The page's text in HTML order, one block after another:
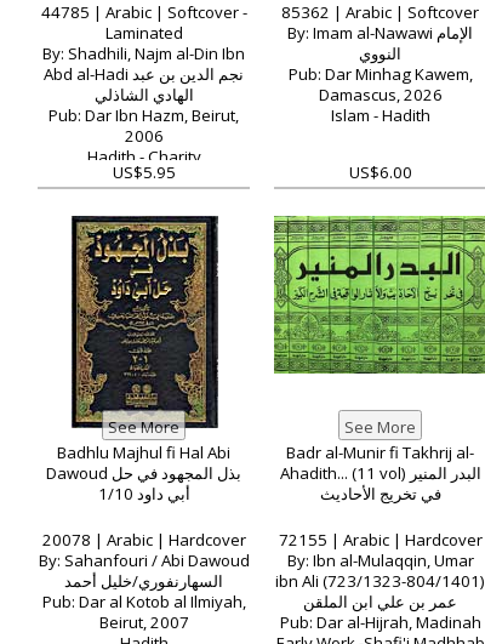
44785 | Arabic | Softcover -
Laminated
By: Shadhili, Najm al-Din Ibn
Abd al-Hadi نجم الدين بن عبد
الهادي الشاذلي
Pub: Dar Ibn Hazm, Beirut,
2006
Hadith - Charity
US$5.95
85362 | Arabic | Softcover
By: Imam al-Nawawi الإمام
النووي
Pub: Dar Minhag Kawem,
Damascus, 2026
Islam - Hadith
US$6.00
Badhlu Majhul fi Hal Abi
Dawoud بذل المجهود في حل
أبي داود 1/10
20078 | Arabic | Hardcover
By: Sahanfouri / Abi Dawoud
السهارنفوري/خليل أحمد
Pub: Dar al Kotob al Ilmiyah,
Beirut, 2007
Badr al-Munir fi Takhrij al-
Ahadith... (11 vol) البدر المنير
في تخريج الأحاديث
72155 | Arabic | Hardcover
By: Ibn al-Mulaqqin, Umar
ibn Ali (723/1323-804/1401)
عمر بن علي ابن الملقن
Pub: Dar al-Hijrah, Madinah